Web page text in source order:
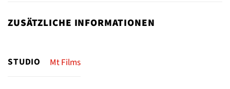
ZUSÄTZLICHE INFORMATIONEN
STUDIO Mt Films